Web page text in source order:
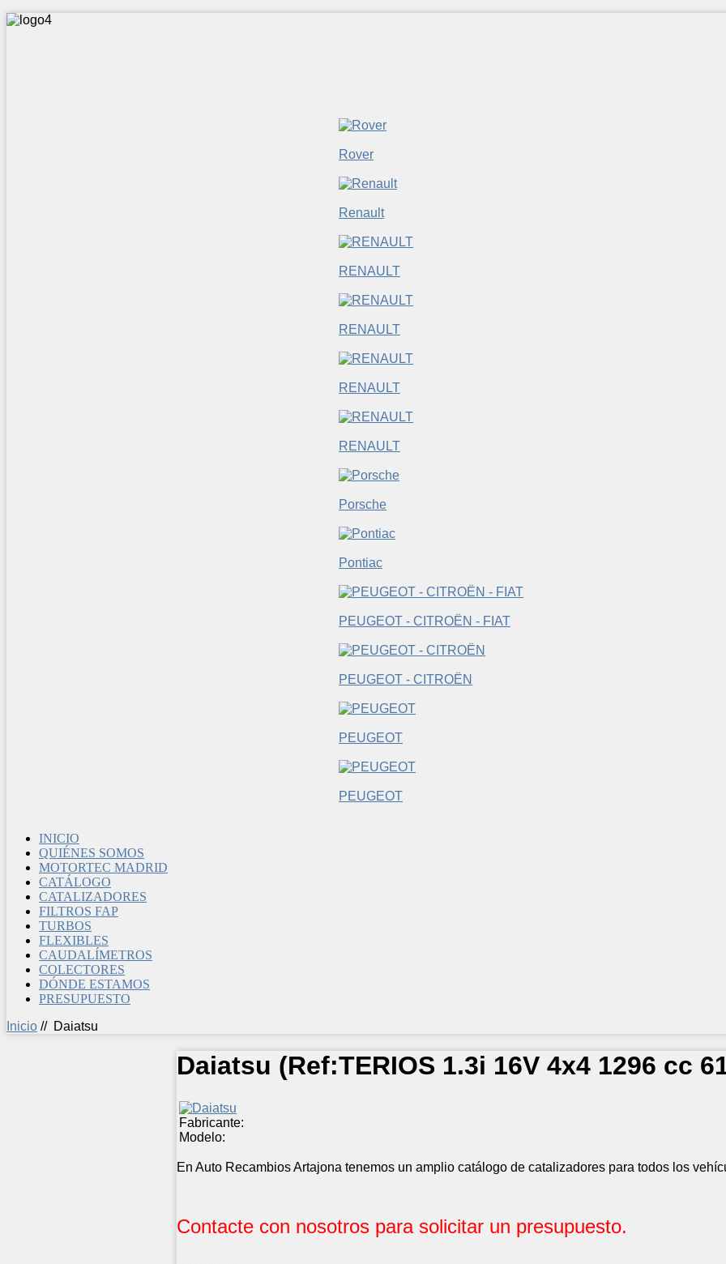
Rover
Renault
RENAULT
RENAULT
RENAULT
RENAULT
Porsche
Pontiac
PEUGEOT - CITROËN - FIAT
PEUGEOT - CITROËN
PEUGEOT
PEUGEOT
INICIO
QUIÉNES SOMOS
MOTORTEC MADRID
CATÁLOGO
CATALIZADORES
FILTROS FAP
TURBOS
FLEXIBLES
CAUDALÍMETROS
COLECTORES
DÓNDE ESTAMOS
PRESUPUESTO
Inicio // Daiatsu
Daiatsu (Ref:TERIOS 1.3i 16V 4x4 1296 cc
Fabricante:
Modelo:
En Auto Recambios Artajona tenemos un amplio catálogo de catalizadores para todos los
Contacte con nosotros para solicitar un presupuesto.